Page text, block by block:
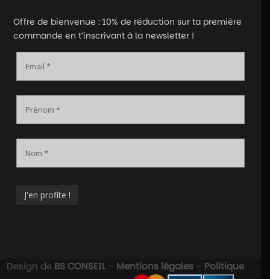
Offre de bienvenue : 10% de réduction sur ta première
commande en t’inscrivant à la newsletter !
Design de BS CONSEIL– Mentions légales– Politique